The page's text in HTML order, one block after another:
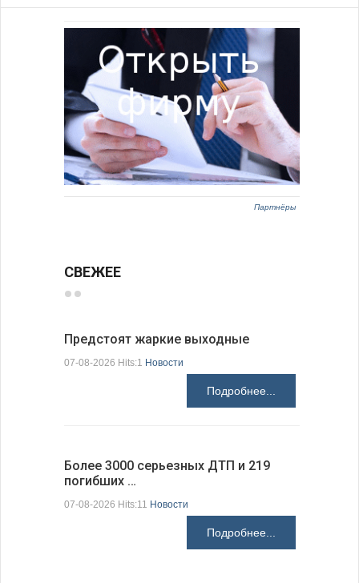
Партнёры
СВЕЖЕЕ
Предстоят жаркие выходные
07-08-2026 Hits:1 Новости
Подробнее...
Более 3000 серьезных ДТП и 219
погибших …
07-08-2026 Hits:11 Новости
Подробнее...